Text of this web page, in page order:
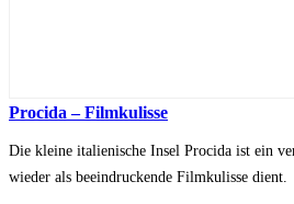
Procida – Filmkulisse
Die kleine italienische Insel Procida ist ein
wieder als beeindruckende Filmkulisse dient.